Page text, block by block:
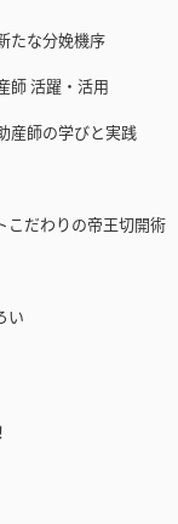
たな分娩機序
師 活躍・活用
産師の学びと実践
だわりの帝王切開術
い